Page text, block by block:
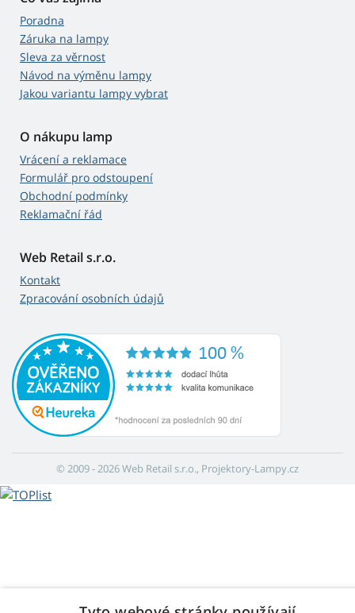
Poradna
Záruka na lampy
Sleva za věrnost
Návod na výměnu lampy
Jakou variantu lampy vybrat
O nákupu lamp
Vrácení a reklamace
Formulář pro odstoupení
Obchodní podmínky
Reklamační řád
Web Retail s.r.o.
Kontakt
Zpracování osobních údajů
© 2009 - 2026 Web Retail s.r.o., Projektory-Lampy.cz